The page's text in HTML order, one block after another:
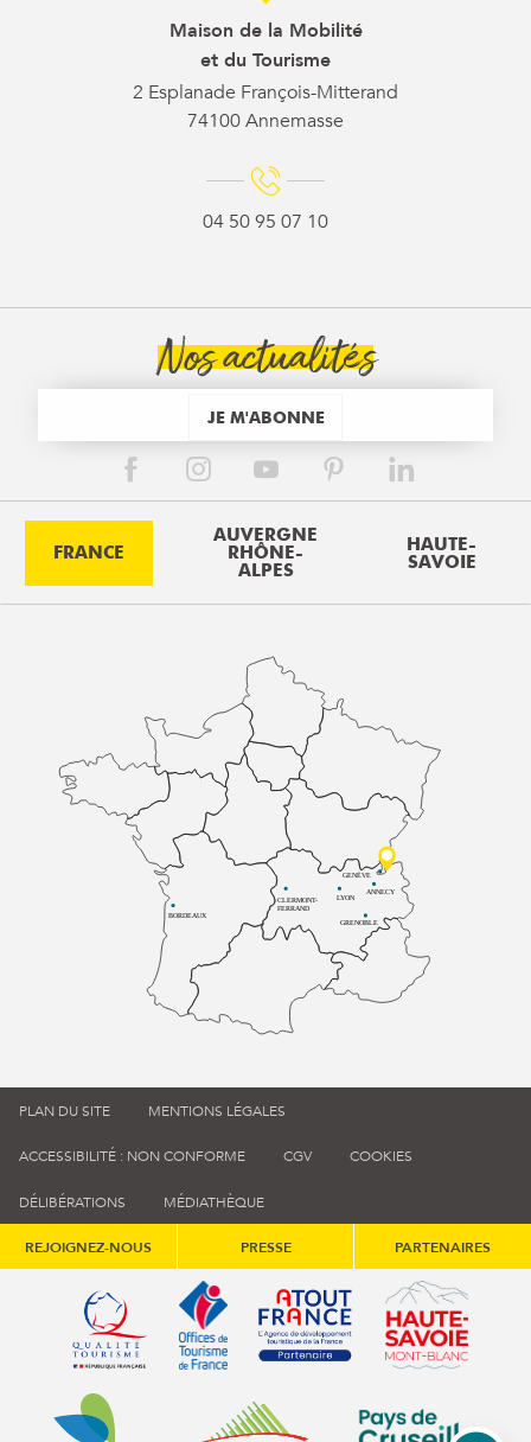
Maison de la Mobilité
et du Tourisme
2 Esplanade François-Mitterand
74100 Annemasse
04 50 95 07 10
Nos actualités
JE M'ABONNE
FRANCE
AUVERGNE
RHÔNE-
ALPES
HAUTE-
SAVOIE
BORDEAUX
CLERMONT-
FERRAND
LYON
ANNECY
GRENOBLE
GENÈVE
PLAN DU SITE MENTIONS LÉGALES
ACCESSIBILITÉ : NON CONFORME CGV COOKIES
DÉLIBÉRATIONS MÉDIATHÈQUE
REJOIGNEZ-NOUS PRESSE PARTENAIRES
Qualité tourisme (s'ouvre dans une nouvelle fenêtre)
Office de tourisme de France (s'ouvre
Atout France (s'ouvre dans
Annemasse Agglo (s'ouvre dans une nouvelle fenêtre)
Communauté de communes du
Communauté de